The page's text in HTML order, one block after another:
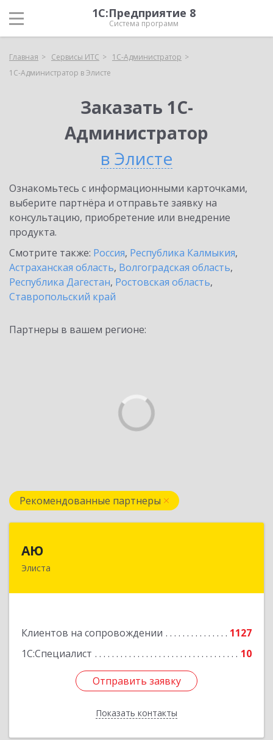
1С:Предприятие 8
Система программ
Главная Сервисы ИТС
1С-Администратор
1С-Администратор в Элисте
Заказать 1С-
Администратор
в Элисте
Ознакомьтесь с информационными карточками,
выберите партнёра и отправьте заявку на
консультацию, приобретение или внедрение
продукта.
Смотрите также: Россия, Республика Калмыкия,
Астраханская область, Волгоградская область,
Республика Дагестан, Ростовская область,
Ставропольский край
Партнеры в вашем регионе:
Рекомендованные партнеры
АЮ
Элиста
Клиентов на сопровождении
1127
1С:Специалист
10
Отправить заявку
Показать контакты
358009, Калмыкия Респ, Элиста г, А.С.Пушкина
Отправить заявку
Назад